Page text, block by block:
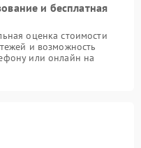
и бесплатная
оценка стоимости
и возможность
или онлайн на